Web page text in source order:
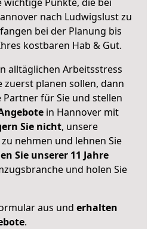
nach Ludwigslust zu
bei der Planung bis
kostbaren Hab & Gut.
alltäglichen Arbeitsstress
zuerst planen sollen, dann
für Sie und stellen
in Hannover mit
Sie nicht, unsere
nehmen und lehnen Sie
Sie unserer 11 Jahre
und holen Sie
aus und erhalten
.